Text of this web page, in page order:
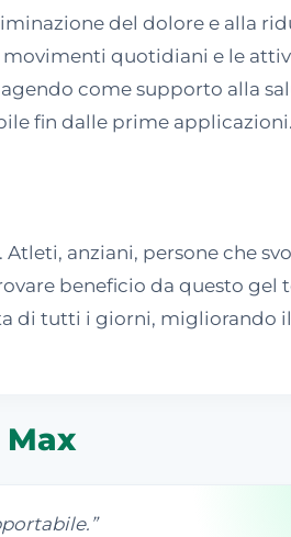
del dolore e alla
quotidiani e le
come supporto alla
fin dalle prime applicazioni.
anziani, persone che
beneficio da questo gel
di tutti i giorni, migliorando il
”